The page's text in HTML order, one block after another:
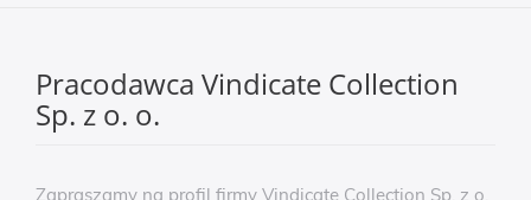
Pracodawca Vindicate Collection
Sp. z o. o.
Zapraszamy na profil firmy Vindicate Collection Sp. z o.